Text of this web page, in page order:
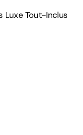
Luxe Tout-Inclus